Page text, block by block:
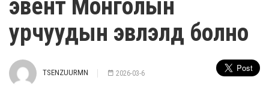
эвент Монголын
урчуудын эвлэлд болно
TSENZUURMN 2026-03-6